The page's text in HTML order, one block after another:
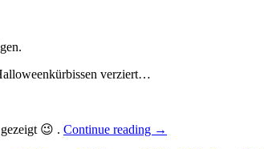
verziert…
😉 . Continue reading
„Süsses
→